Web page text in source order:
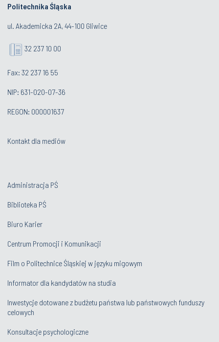
Politechnika Śląska
ul. Akademicka 2A, 44-100 Gliwice
32 237 10 00
Fax: 32 237 16 55
NIP: 631-020-07-36
REGON: 000001637
Kontakt dla mediów
Administracja PŚ
Biblioteka PŚ
Biuro Karier
Centrum Promocji i Komunikacji
Film o Politechnice Śląskiej w języku migowym
Informator dla kandydatów na studia
Inwestycje dotowane z budżetu państwa lub państwowych funduszy
celowych
Konsultacje psychologiczne